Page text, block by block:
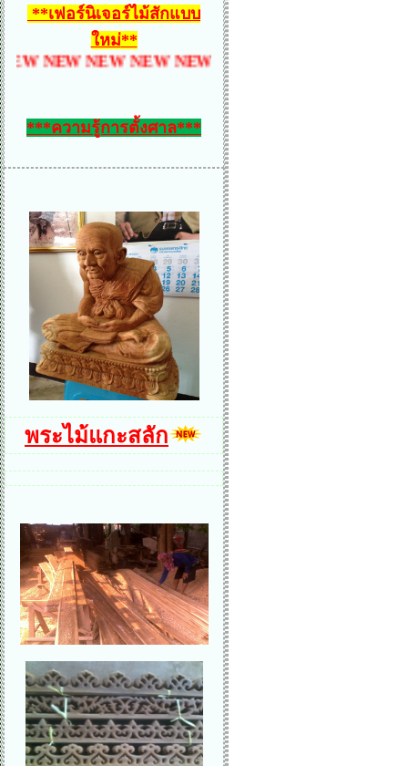
**เฟอร์นิเจอร์ไม้สักแบบ
ใหม่**
NEW NEW NEW NEW NEW NEW NEW NEW
***ความรู้การตั้งศาล***
พระไม้แกะสลัก